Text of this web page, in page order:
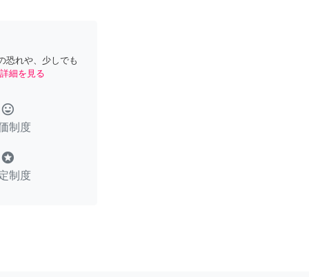
恐れや、少しでも
詳細を見る
tag_faces
制度
stars
制度